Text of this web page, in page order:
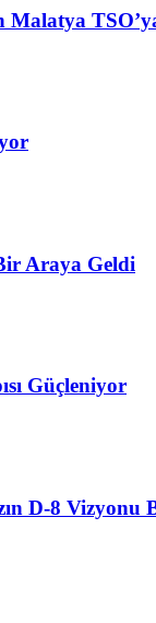
Malatya
Araya Geldi
Güçleniyor
D-8 Vizyonu